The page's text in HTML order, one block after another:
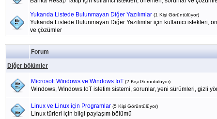
Yukarıda Listede Bulunmayan Diğer Yazılımlar (1 Kişi Görüntülüyor)
Yukarıda Listede Bulunmayan Diğer Yazılımlar için kullanıcı istekleri,
ve çözümler
Forum
Diğer bölümler
Microsoft Windows ve Windows IoT (2 Kişi Görüntülüyor)
Windows, Windows IoT isletim sistemi, sorunlar, yeni sürümleri, gizli
Linux ve Linux için Programlar (5 Kişi Görüntülüyor)
Linux türleri için bilgi paylaşım bölümü